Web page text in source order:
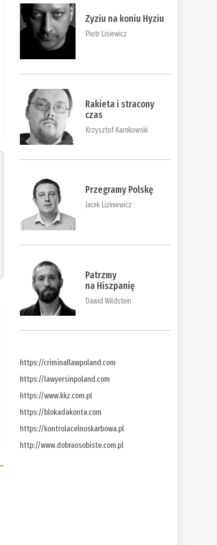
Zyziu na koniu Hyziu
Piotr Lisiewicz
Rakieta i stracony
czas
Krzysztof Karnkowski
Przegramy Polskę
Jacek Liziniewicz
Patrzmy
na Hiszpanię
Dawid Wildstein
https://criminallawpoland.com
https://lawyersinpoland.com
https://www.kkz.com.pl
https://blokadakonta.com
https://kontrolacelnoskarbowa.pl
http://www.dobraosobiste.com.pl